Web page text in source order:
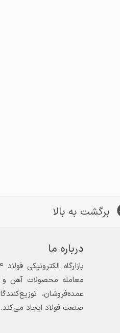
برگشت به بالا
درباره ما
معامله محصولات آهن و
عمده‌فروشان،
صنعت فولاد ایجاد می‌کند.